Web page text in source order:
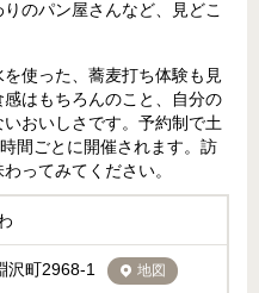
のパン屋さんなど、見どこ
使った、蕎麦打ち体験も見
はもちろんのこと、自分の
おいしさです。予約制で土
間ごとに開催されます。訪
ってみてください。
沢町2968-1 地図